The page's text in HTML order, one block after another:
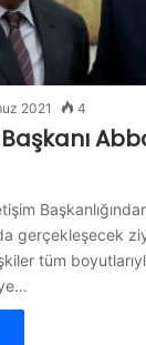
2021 4
gerçekleşecek
tüm